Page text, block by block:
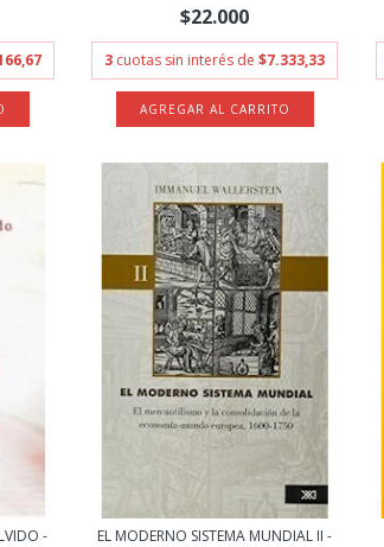
$22.000
3 cuotas sin interés de$7.333,33
-
EL MODERNO SISTEMA MUNDIAL II -